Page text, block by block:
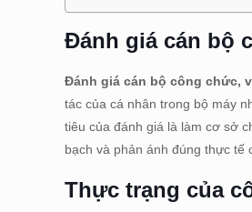
Đánh giá cán bộ
Đánh giá cán bộ công chức,
tác của cá nhân trong bộ máy
tiêu của đánh giá là làm cơ sở
bạch và phản ánh đúng thực tế
Thực trạng của